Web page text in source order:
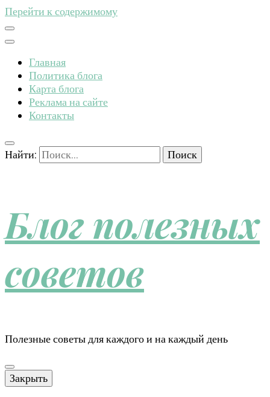
Перейти к содержимому
Главная
Политика блога
Карта блога
Реклама на сайте
Контакты
Найти:
Блог полезных
советов
Полезные советы для каждого и на каждый день
Закрыть